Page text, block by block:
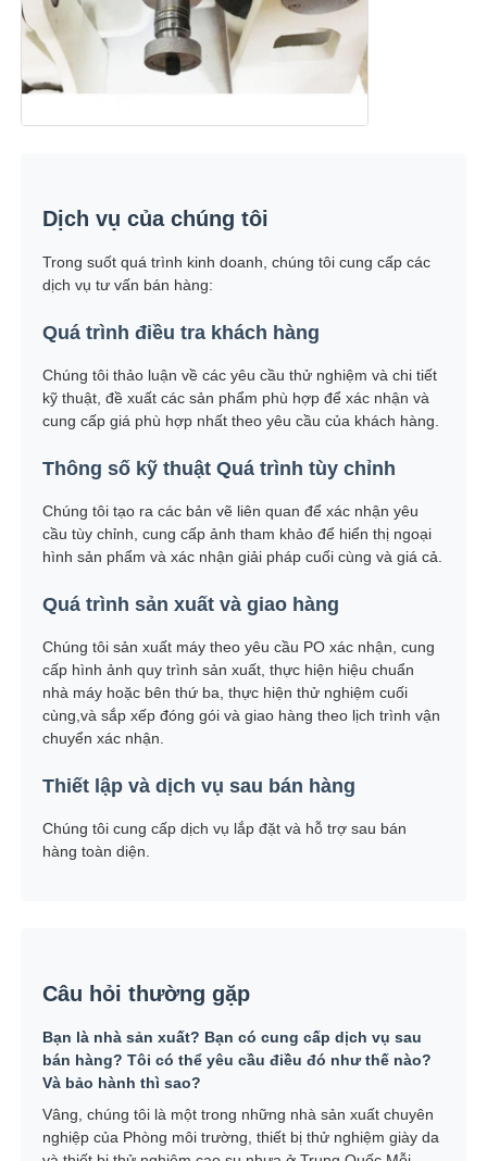
Dịch vụ của chúng tôi
Trong suốt quá trình kinh doanh, chúng tôi cung cấp các
dịch vụ tư vấn bán hàng:
Quá trình điều tra khách hàng
Chúng tôi thảo luận về các yêu cầu thử nghiệm và chi tiết
kỹ thuật, đề xuất các sản phẩm phù hợp để xác nhận và
cung cấp giá phù hợp nhất theo yêu cầu của khách hàng.
Thông số kỹ thuật Quá trình tùy chỉnh
Chúng tôi tạo ra các bản vẽ liên quan để xác nhận yêu
cầu tùy chỉnh, cung cấp ảnh tham khảo để hiển thị ngoại
hình sản phẩm và xác nhận giải pháp cuối cùng và giá cả.
Quá trình sản xuất và giao hàng
Chúng tôi sản xuất máy theo yêu cầu PO xác nhận, cung
cấp hình ảnh quy trình sản xuất, thực hiện hiệu chuẩn
nhà máy hoặc bên thứ ba, thực hiện thử nghiệm cuối
cùng,và sắp xếp đóng gói và giao hàng theo lịch trình vận
chuyển xác nhận.
Thiết lập và dịch vụ sau bán hàng
Chúng tôi cung cấp dịch vụ lắp đặt và hỗ trợ sau bán
hàng toàn diện.
Câu hỏi thường gặp
Bạn là nhà sản xuất? Bạn có cung cấp dịch vụ sau
bán hàng? Tôi có thể yêu cầu điều đó như thế nào?
Và bảo hành thì sao?
Vâng, chúng tôi là một trong những nhà sản xuất chuyên
nghiệp của Phòng môi trường, thiết bị thử nghiệm giày da